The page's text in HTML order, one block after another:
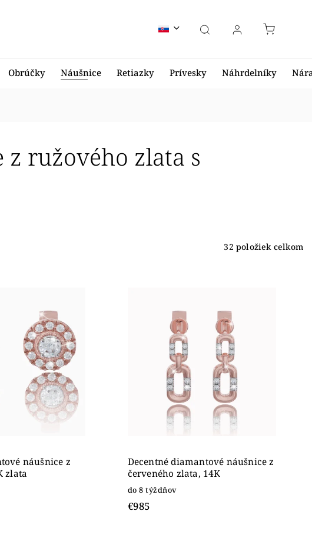
Obrúčky Náušnice Retiazky Prívesky Náhrdelníky
z ružového zlata s
32 položiek celkom
náušnice z
zlata
Decentné diamantové náušnice z
červeného zlata, 14K
do 8 týždňov
€985